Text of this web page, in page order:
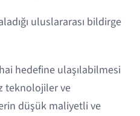
uluslararası bildirge
hedefine ulaşılabilmesi
teknolojiler ve
düşük maliyetli ve